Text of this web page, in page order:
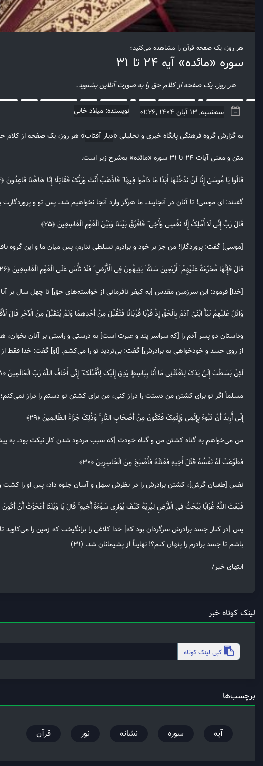
هر روز، یک صفحه قرآن را مشاهده می‌کنید؛
سوره «مائده» آیه ۲۴ تا ۳۱
هر روز، یک صفحه از کلام حق را به صورت آنلاین بشنوید.
سه‌شنبه, 13 آبان 1404 ,01:26 نویسنده: میلاد خانی
به گزارش گروه فرهنگی پایگاه خبری و تحلیلی «دیار آفتاب» هر روز، یک صفحه از کلام
متن و معنی آیات ۲۴ تا ۳۱ سوره «مائده» به‌شرح زیر است.
قَالُوا یَا مُوسَیٰ إِنَّا لَنْ نَدْخُلَهَا أَبَدًا مَا دَامُوا فِیهَا ۖ فَاذْهَبْ أَنْتَ وَرَبُّکَ فَقَاتِلَا إِنّا هَاهُنَا قَاعِدُونَ ﴿۲۴﴾
گفتند: ای موسی! تا آنان در آنجایند، ما هرگز وارد آنجا نخواهیم شد، پس تو و پروردگارت
قَالَ رَبِّ إِنِّی لَا أَمْلِکُ إِلّا نَفْسِی وَأَخِی ۖ فَافْرُقْ بَیْنَنَا وَبَیْنَ الْقَوْمِ الْفَاسِقِینَ ﴿۲۵﴾
[موسی] گفت: پروردگارا! من جز بر خود و برادرم تسلطی ندارم، پس میان ما و این گروه
قَالَ فَإِنَّهَا مُحَرّمَةٌ عَلَیْهِمْ ۛ أَرْبَعِینَ سَنَةً ۛ یَتِیهُونَ فِی الْأَرْضِ ۚ فَلَا تَأْسَ عَلَی الْقَوْمِ الْفَاسِقِینَ ﴿۲۶﴾
[خدا] فرمود: این سرزمین مقدس [به کیفر نافرمانی از خواسته‌های حق] تا چهل سال بر
وَاتْلُ عَلَیْهِمْ نَبَأَ ابْنَیْ آدَمَ بِالْحَقِّ إِذْ قَرَّبَا قُرْبَانًا فَتُقُبِّلَ مِنْ أَحَدِهِمَا وَلَمْ یُتَقَبَّلْ مِنَ الْآخَرِ قَالَ
وداستان دو پسر آدم را [که سراسر پند و عبرت است] به درستی و راستی بر آنان بخوان،
از روی حسد و خودخواهی به برادرش] گفت: بی‌تردید تو را می‌کشم. [او] گفت: خدا فقط از
لَئِنْ بَسَطْتَ إِلَیَّ یَدَکَ لِتَقْتُلَنِی مَا أَنَا بِبَاسِطٍ یَدِیَ إِلَیْکَ لِأَقْتُلَکَ ۖ إِنِّی أَخَافُ اللَّهَ رَبّ الْعَالَمِینَ ﴿۲۸﴾
مسلماً اگر تو برای کشتن من دستت را دراز کنی، من برای کشتن تو دستم را دراز نمی‌کنم؛
إِنِّی أُرِیدُ أَنْ تَبُوءَ بِإِثْمِی وَإِثْمِکَ فَتَکُونَ مِنْ أَصْحَابِ النَّارِ ۚ وَذَٰلِکَ جَزَاءُ الظّالِمِینَ ﴿۲۹﴾
من می‌خواهم به گناه کشتن من و گناه خودت [که سبب مردود شدن کار نیکت بود، به
فَطَوّعَتْ لَهُ نَفْسُهُ قَتْلَ أَخِیهِ فَقَتَلَهُ فَأَصْبَحَ مِنَ الْخَاسِرِینَ ﴿۳۰﴾
نفس [طغیان گرش]، کشتن برادرش را در نظرش سهل و آسان جلوه داد، پس او را کشت و از
فَبَعَثَ اللَّهُ غُرَابًا یَبْحَثُ فِی الْأَرْضِ لِیُرِیَهُ کَیْفَ یُوَارِی سَوْءَةَ أَخِیهِ ۚ قَالَ یَا وَیْلَتَا أَعَجَزْتُ أَنْ
پس [در کنار جسد برادرش سرگردان بود که] خدا کلاغی را برانگیخت که زمین را می‌کاوید
باشم تا جسد برادرم را پنهان کنم؟! نهایتاً از پشیمانان شد. (۳۱)
انتهای خبر/
لینک کوتاه خبر
کپی لینک کوتاه
برچسب‌ها
آیه سوره نشانه نور قرآن